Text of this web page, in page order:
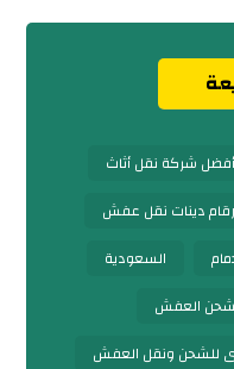
أفضل شركة نقل أثاث
دينات نقل عفش
السعودية
العفش
للشحن ونقل العفش